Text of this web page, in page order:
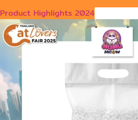
Product Highlights 2024